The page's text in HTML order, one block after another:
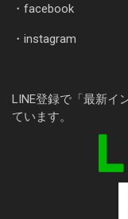
・ facebook
・ instagram
LINE登録で「最新イ
ています。